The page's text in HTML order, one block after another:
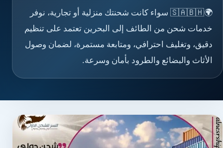
🌍🇸🇦🇧🇭 سواء كانت شحنتك منزلية أو تجارية، نوفر
خدمات شحن من الطائف إلى البحرين تعتمد على تنظيم
دقيق، وتغليف احترافي، ومتابعة مستمرة، لضمان وصول
الأثاث والبضائع والطرود بأمان وسرعة.